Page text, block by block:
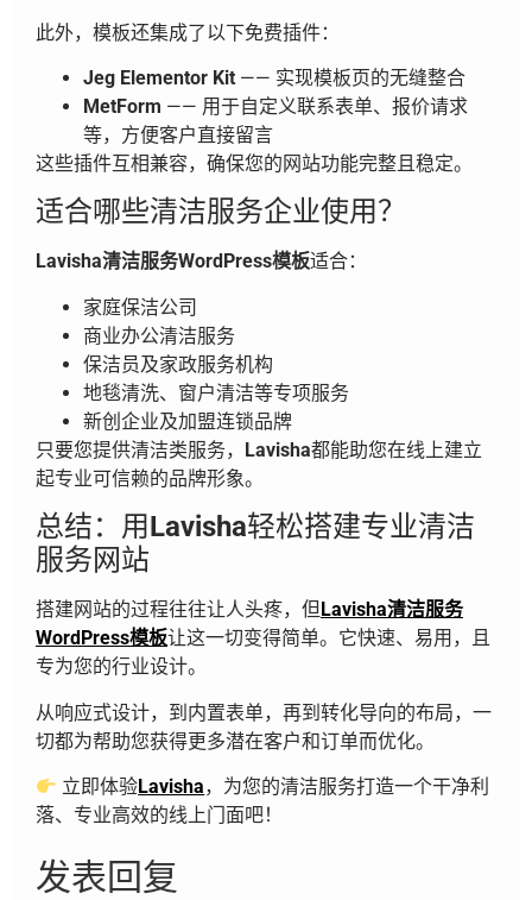
此外，模板还集成了以下免费插件：
Jeg Elementor Kit —— 实现模板页的无缝整合
MetForm —— 用于自定义联系表单、报价请求
等，方便客户直接留言
这些插件互相兼容，确保您的网站功能完整且稳定。
适合哪些清洁服务企业使用？
Lavisha清洁服务WordPress模板适合：
家庭保洁公司
商业办公清洁服务
保洁员及家政服务机构
地毯清洗、窗户清洁等专项服务
新创企业及加盟连锁品牌
只要您提供清洁类服务， Lavisha都能助您在线上建立
起专业可信赖的品牌形象。
总结：用Lavisha轻松搭建专业清洁
服务网站
搭建网站的过程往往让人头疼，但 Lavisha清洁服务
WordPress模板让这一切变得简单。它快速、易用，且
专为您的行业设计。
从响应式设计，到内置表单，再到转化导向的布局，一
切都为帮助您获得更多潜在客户和订单而优化。
立即体验Lavisha，为您的清洁服务打造一个干净利
落、专业高效的线上门面吧！
发表回复